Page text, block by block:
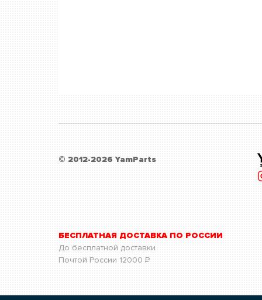
© 2012-2026 YamParts
БЕСПЛАТНАЯ ДОСТАВКА ПО РОССИИ
До бесплатной доставки
Почтой России 12000 Р